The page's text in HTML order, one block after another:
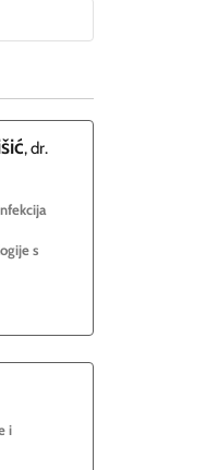
, dr.
s
i